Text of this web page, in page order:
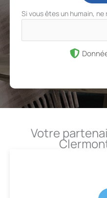
Si vous êtes un humain, ne
Votre